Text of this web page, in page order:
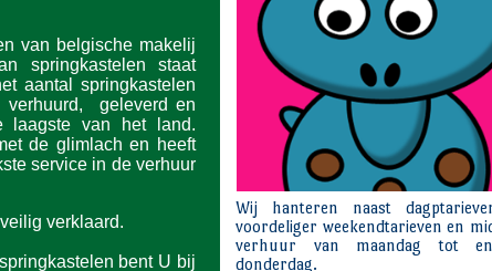
van belgische makelij
springkastelen staat
aantal springkastelen
verhuurd, geleverd en
laagste van het land.
de glimlach en heeft
service in de verhuur
verklaard.
bent U bij